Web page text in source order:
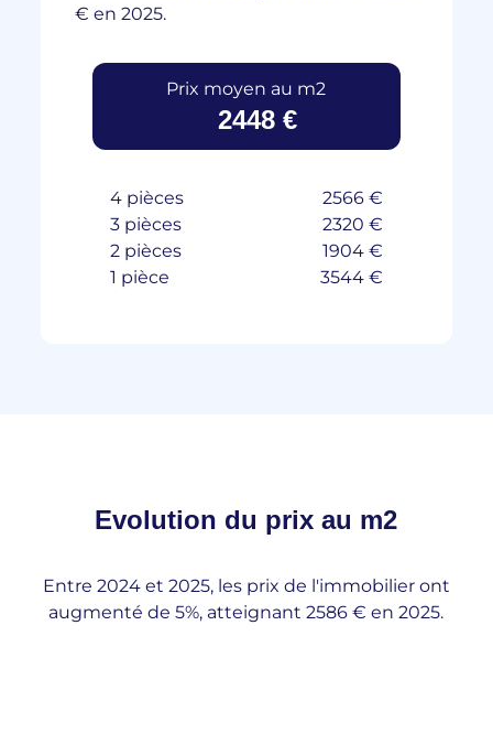
€ en 2025.
Prix moyen au m2
2448 €
4 pièces
2566 €
3 pièces
2320 €
2 pièces
1904 €
1 pièce
3544 €
Evolution du prix au m2
Entre 2024 et 2025, les prix de l'immobilier ont
augmenté de 5%, atteignant 2586 € en 2025.